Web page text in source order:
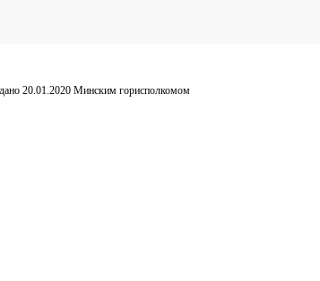
20.01.2020 Минским горисполкомом